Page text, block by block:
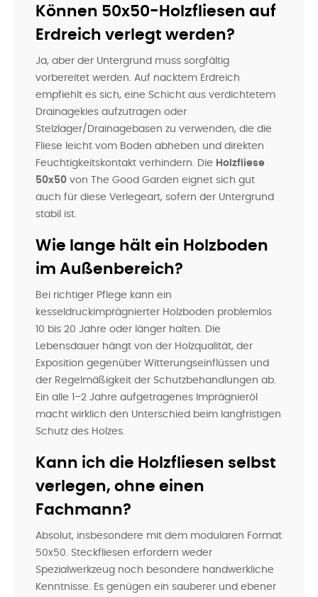
Können 50x50-Holzfliesen auf
Erdreich verlegt werden?
Ja, aber der Untergrund muss sorgfältig
vorbereitet werden. Auf nacktem Erdreich
empfiehlt es sich, eine Schicht aus verdichtetem
Drainagekies aufzutragen oder
Stelzlager/Drainagebasen zu verwenden, die die
Fliese leicht vom Boden abheben und direkten
Feuchtigkeitskontakt verhindern. Die Holzfliese
50x50 von The Good Garden eignet sich gut
auch für diese Verlegeart, sofern der Untergrund
stabil ist.
Wie lange hält ein Holzboden
im Außenbereich?
Bei richtiger Pflege kann ein
kesseldruckimprägnierter Holzboden problemlos
10 bis 20 Jahre oder länger halten. Die
Lebensdauer hängt von der Holzqualität, der
Exposition gegenüber Witterungseinflüssen und
der Regelmäßigkeit der Schutzbehandlungen ab.
Ein alle 1–2 Jahre aufgetragenes Imprägnieröl
macht wirklich den Unterschied beim langfristigen
Schutz des Holzes.
Kann ich die Holzfliesen selbst
verlegen, ohne einen
Fachmann?
Absolut, insbesondere mit dem modularen Format
50x50. Steckfliesen erfordern weder
Spezialwerkzeug noch besondere handwerkliche
Kenntnisse. Es genügen ein sauberer und ebener